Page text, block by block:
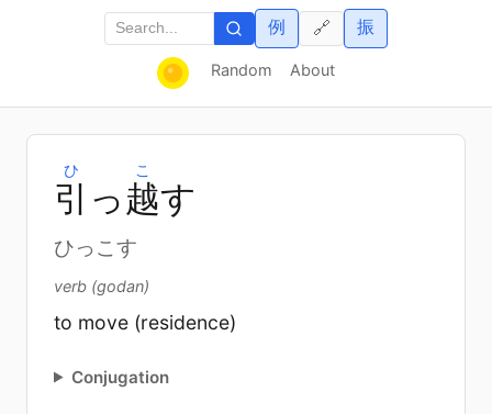
Random About
例 振
🔗
引
ひ
っ越
こ
す
ひっこす
verb (godan)
to move (residence)
Conjugation